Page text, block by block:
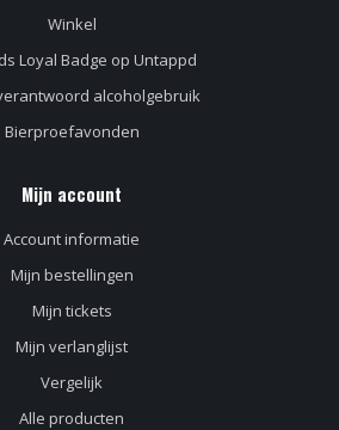
Winkel
Loyal Badge op Untappd
alcoholgebruik
Bierproefavonden
Mijn account
Account informatie
Mijn bestellingen
Mijn tickets
Mijn verlanglijst
Vergelijk
Alle producten